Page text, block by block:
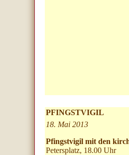
PFINGSTVIGIL
18. Mai 2013
Pfingstvigil mit den
Petersplatz, 18.00 Uhr